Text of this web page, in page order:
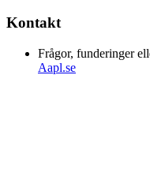
Kontakt
Frågor, funderinger
Aapl.se